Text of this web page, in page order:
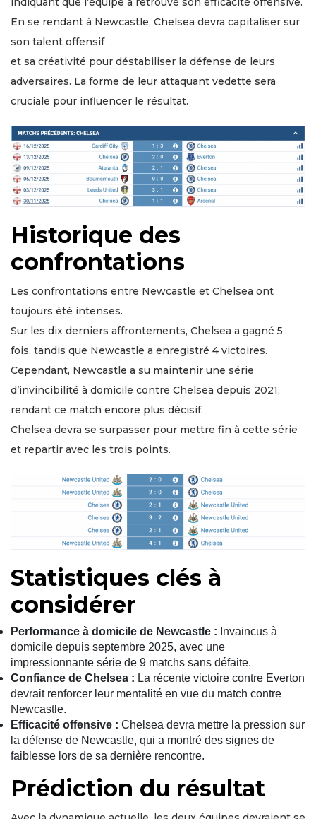
En se rendant à Newcastle, Chelsea devra capitaliser sur
son talent offensif
et sa créativité pour déstabiliser la défense de leurs
adversaires. La forme de leur attaquant vedette sera
cruciale pour influencer le résultat.
Historique des
confrontations
Les confrontations entre Newcastle et Chelsea ont
toujours été intenses.
Sur les dix derniers affrontements, Chelsea a gagné 5
fois, tandis que Newcastle a enregistré 4 victoires.
Cependant, Newcastle a su maintenir une série
d’invincibilité à domicile contre Chelsea depuis 2021,
rendant ce match encore plus décisif.
Chelsea devra se surpasser pour mettre fin à cette série
et repartir avec les trois points.
Statistiques clés à
considérer
Performance à domicile de Newcastle : Invaincus à
domicile depuis septembre 2025, avec une
impressionnante série de 9 matchs sans défaite.
Confiance de Chelsea : La récente victoire contre Everton
devrait renforcer leur mentalité en vue du match contre
Newcastle.
Efficacité offensive : Chelsea devra mettre la pression sur
la défense de Newcastle, qui a montré des signes de
faiblesse lors de sa dernière rencontre.
Prédiction du résultat